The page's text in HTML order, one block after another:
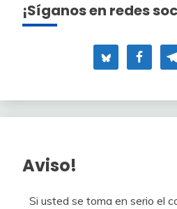
¡Síganos en redes
Aviso!
Si usted se toma en serio el